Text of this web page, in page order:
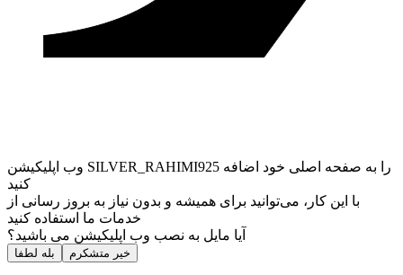
وب ‌اپلیکیشن SILVER_RAHIMI925 را به صفحه اصلی خود اضافه
کنید
با این کار، می‌توانید برای همیشه و بدون نیاز به بروز ‌رسانی از
خدمات ما استفاده کنید
آیا مایل به نصب وب اپلیکیشن می باشید؟
بله لطفا خیر متشکرم